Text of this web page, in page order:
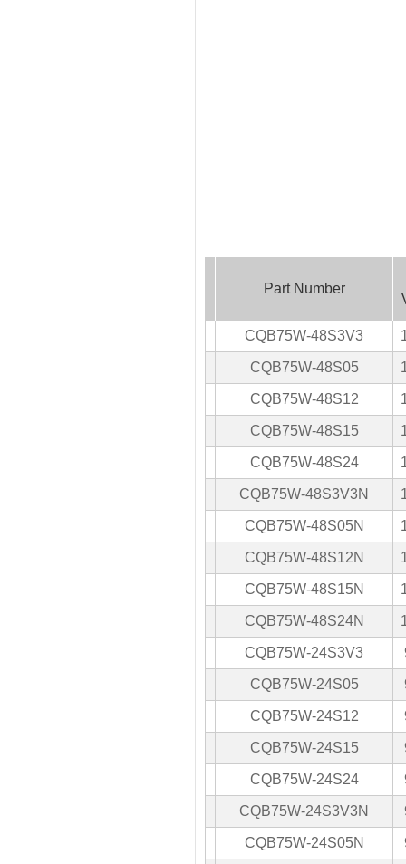
Part Number
CQB75W-48S3V3
CQB75W-48S05
CQB75W-48S12
CQB75W-48S15
CQB75W-48S24
CQB75W-48S3V3N
CQB75W-48S05N
CQB75W-48S12N
CQB75W-48S15N
CQB75W-48S24N
CQB75W-24S3V3
CQB75W-24S05
CQB75W-24S12
CQB75W-24S15
CQB75W-24S24
CQB75W-24S3V3N
CQB75W-24S05N